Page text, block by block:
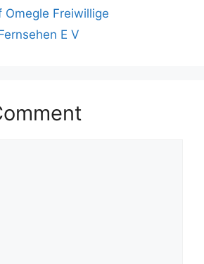
Omegle Freiwillige
E V